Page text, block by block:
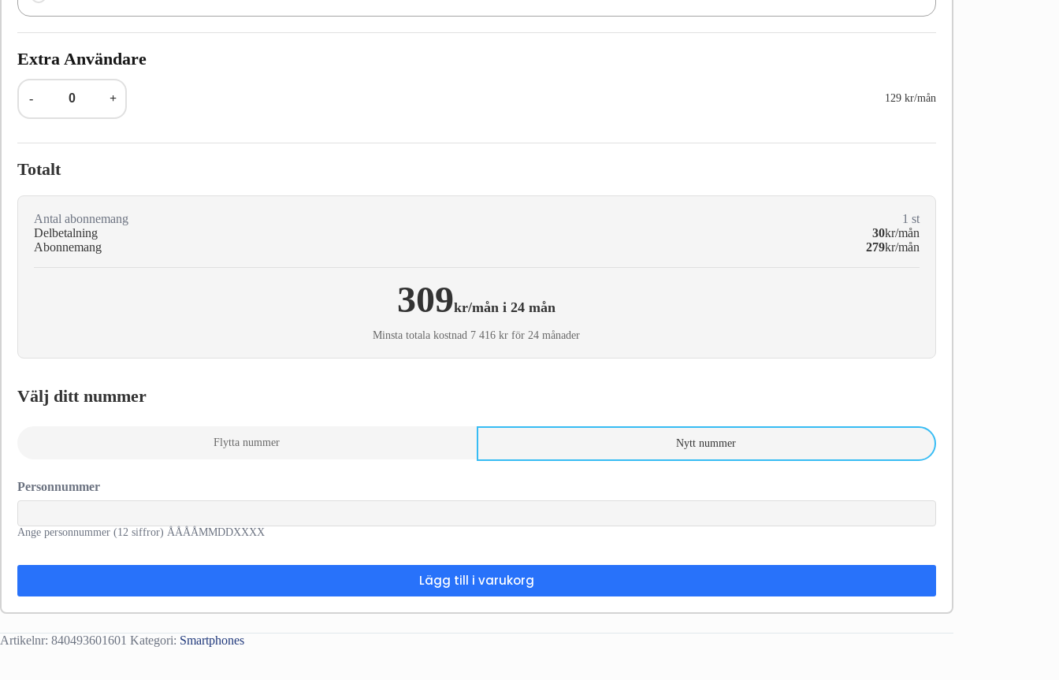
Extra Användare
- + 129 kr/mån
Totalt
Antal abonnemang 1 st
Delbetalning
30kr/mån
Abonnemang
279kr/mån
309kr/mån i 24 mån
Minsta totala kostnad 7 416 kr för 24 månader
Välj ditt nummer
Flytta nummer Nytt nummer
Personnummer
Ange personnummer (12 siffror) ÅÅÅÅMMDDXXXX
Lägg till i varukorg
Artikelnr: 840493601601 Kategori: Smartphones